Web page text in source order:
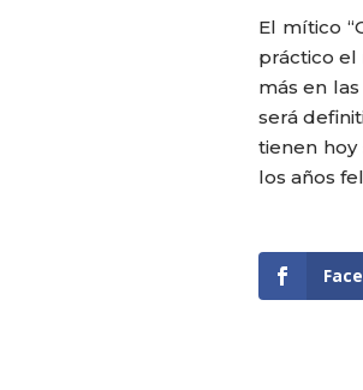
El mítico
práctico el
más en
será
tienen hoy
los años